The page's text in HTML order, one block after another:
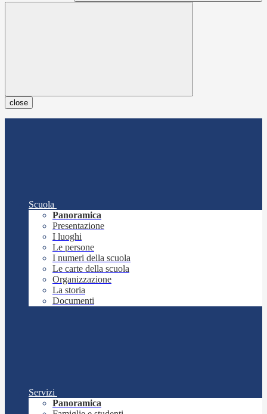
close
Scuola
Panoramica
Presentazione
I luoghi
Le persone
I numeri della scuola
Le carte della scuola
Organizzazione
La storia
Documenti
Servizi
Panoramica